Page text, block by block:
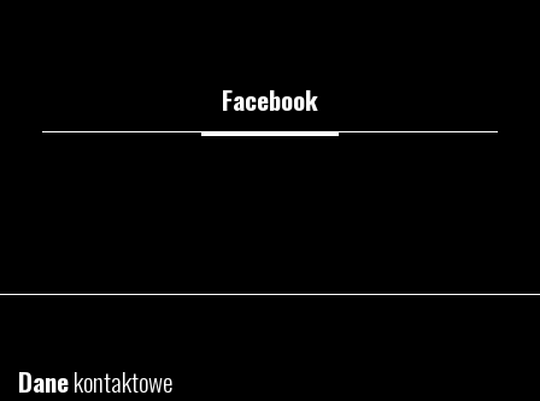
Facebook
Danekontaktowe